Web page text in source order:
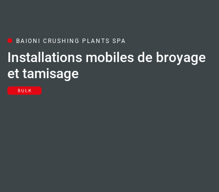
BAIONI CRUSHING PLANTS SPA
Installations mobiles de broyage
et tamisage